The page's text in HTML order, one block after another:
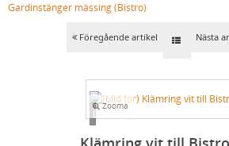
LINOLJEFÄRGER
VITA KULÖRER
GULA KULÖRER
RÖDA KULÖRER
GRÖNA KULÖRER
MATTA LINOLJEFÄRGER
KONSTNÄRSFÄRGER
GULT/ORANGE
LACK, LASYRER, FERNISSOR & OLJOR
LINOLJESÅPA OCH MÅLARTVÄTT
KLASSISKA KLÄDER
RESISTANT WORK WEAR
JACKOR, ANORAKER OCH
BADRUM & KÖK (KRANAR & PORSLIN)
TVÄTTSTÄLLSBLANDARE
BADKARSBLANDARE
DUSCHAR OCH DUSCHBLANDARE
DÖRRHANDTAG MÄSSING
DÖRRHANDTAG NICKEL (INNERDÖRR)
DÖRRHANDTAG LÅNGSKYLT MÄSSING
YTTERDÖRRSHANDTAG
HANDTAG YTTERDÖRR OVAL
HANDTAG YTTERDÖRR (ASSA 2000)
KLASSISKA SPANJOLETTHANDTAG
KLASSISKA SPANJOLETTHANDTAG
FÖNSTERBESLAG & FÖNSTERVERKTYG
Gardinstänger mässing (Bistro)
Föregående artikel Nästa
Loading...
Zooma